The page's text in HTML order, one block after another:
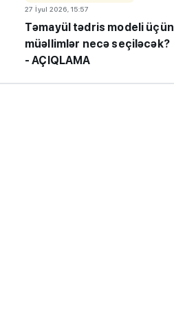
27 İyul 2026, 15:57
Təmayül tədris modeli üçün
müəllimlər necə seçiləcək?
- AÇIQLAMA